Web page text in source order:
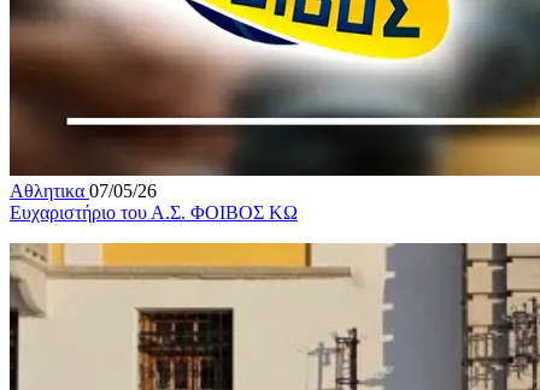
Αθλητικα 07/05/26
Ευχαριστήριο του Α.Σ. ΦΟΙΒΟΣ ΚΩ